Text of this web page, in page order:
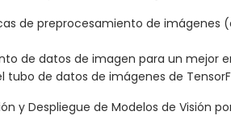
de preprocesamiento de imágenes
de datos de imagen para un mejor
tubo de datos de imágenes de
y Despliegue de Modelos de Visión